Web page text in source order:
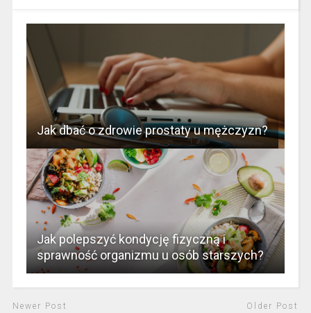
Jak dbać o zdrowie prostaty u mężczyzn?
Jak polepszyć kondycję fizyczną i
sprawność organizmu u osób starszych?
Newer Post Older Post